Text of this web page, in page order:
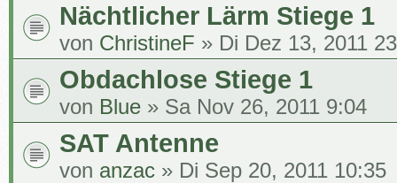
Nächtlicher Lärm Stiege 1
von ChristineF » Di Dez 13, 2011
Obdachlose Stiege 1
von Blue » Sa Nov 26, 2011 9:04
SAT Antenne
von anzac » Di Sep 20, 2011 10:35